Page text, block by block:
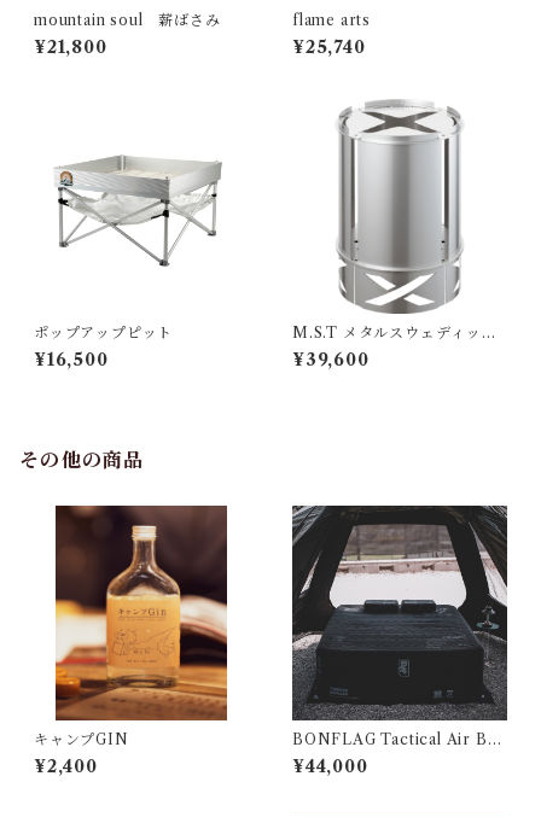
mountain soul 薪ばさみ
¥21,800
flame arts
¥25,740
ポップアップピット
¥16,500
M.S.T メタルスウェディッシ
ュトーチ
¥39,600
その他の商品
キャンプGIN
¥2,400
BONFLAG Tactical Air Bed
2P
¥44,000